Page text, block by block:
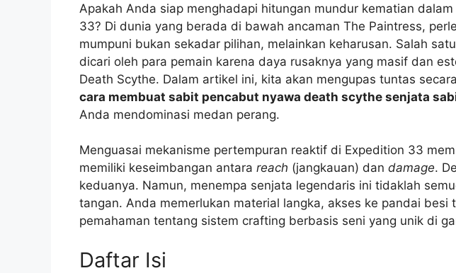
Apakah Anda siap menghadapi hitungan mundur kematian
33? Di dunia yang berada di bawah ancaman The Paintress,
mumpuni bukan sekadar pilihan, melainkan keharusan. Salah
dicari oleh para pemain karena daya rusaknya yang masif dan
Death Scythe. Dalam artikel ini, kita akan mengupas tuntas
cara membuat sabit pencabut nyawa death scythe senjata
Anda mendominasi medan perang.
Menguasai mekanisme pertempuran reaktif di Expedition 33
memiliki keseimbangan antara reach (jangkauan) dan damage.
keduanya. Namun, menempa senjata legendaris ini tidaklah
tangan. Anda memerlukan material langka, akses ke pandai besi
pemahaman tentang sistem crafting berbasis seni yang unik di
Daftar Isi